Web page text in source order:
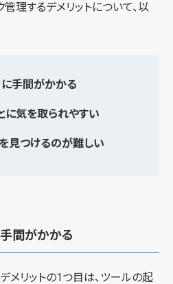
管理するデメリットについて、以
手間がかかる
に気を取られやすい
見つけるのが難しい
間がかかる
メリットの1つ目は、ツールの起